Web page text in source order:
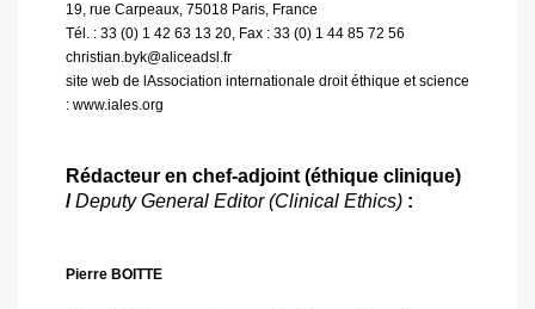
19, rue Carpeaux, 75018 Paris, France
Tél. : 33 (0) 1 42 63 13 20, Fax : 33 (0) 1 44 85 72 56
christian.byk@aliceadsl.fr
site web de lAssociation internationale droit éthique et science
: www.iales.org
Rédacteur en chef-adjoint (éthique clinique)
/Deputy General Editor (Clinical Ethics) :
Pierre BOITTE